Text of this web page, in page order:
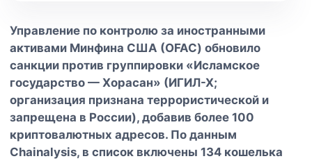
Управление по контролю за иностранными
активами Минфина США (OFAC) обновило
санкции против группировки «Исламское
государство — Хорасан» (ИГИЛ-Х;
организация признана террористической и
запрещена в России), добавив более 100
криптовалютных адресов. По данным
Chainalysis, в список включены 134 кошелька